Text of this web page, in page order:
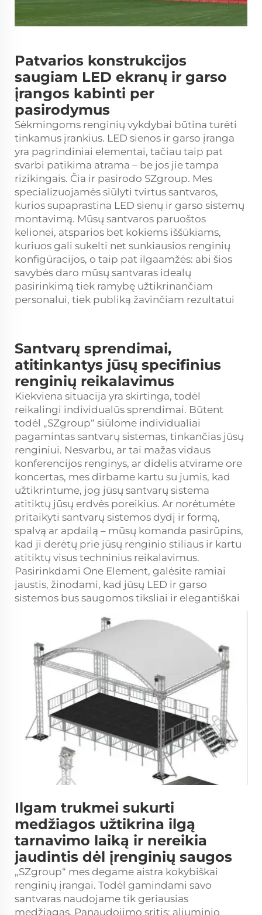
Patvarios konstrukcijos
saugiam LED ekranų ir garso
įrangos kabinti per
pasirodymus
Sėkmingoms renginių vykdybai būtina turėti
tinkamus įrankius. LED sienos ir garso įranga
yra pagrindiniai elementai, tačiau taip pat
svarbi patikima atrama – be jos jie tampa
rizikingais. Čia ir pasirodo SZgroup. Mes
specializuojamės siūlyti tvirtus santvaros,
kurios supaprastina LED sienų ir garso sistemų
montavimą. Mūsų santvaros paruoštos
kelionei, atsparios bet kokiems iššūkiams,
kuriuos gali sukelti net sunkiausios renginių
konfigūracijos, o taip pat ilgaamžės: abi šios
savybės daro mūsų santvaras idealų
pasirinkimą tiek ramybę užtikrinančiam
personalui, tiek publiką žavinčiam rezultatui
Santvarų sprendimai,
atitinkantys jūsų specifinius
renginių reikalavimus
Kiekviena situacija yra skirtinga, todėl
reikalingi individualūs sprendimai. Būtent
todėl „SZgroup“ siūlome individualiai
pagamintas santvarų sistemas, tinkančias jūsų
renginiui. Nesvarbu, ar tai mažas vidaus
konferencijos renginys, ar didelis atvirame ore
koncertas, mes dirbame kartu su jumis, kad
užtikrintume, jog jūsų santvarų sistema
atitiktų jūsų erdvės poreikius. Ar norėtumėte
pritaikyti santvarų sistemos dydį ir formą,
spalvą ar apdailą – mūsų komanda pasirūpins,
kad ji derėtų prie jūsų renginio stiliaus ir kartu
atitiktų visus techninius reikalavimus.
Pasirinkdami One Element, galėsite ramiai
jaustis, žinodami, kad jūsų LED ir garso
sistemos bus saugomos tiksliai ir elegantiškai
Ilgam trukmei sukurti
medžiagos užtikrina ilgą
tarnavimo laiką ir nereikia
jaudintis dėl įrenginių saugos
„SZgroup“ mes degame aistra kokybiškai
renginių įrangai. Todėl gamindami savo
santvaras naudojame tik geriausias
medžiagas. Panaudojimo sritis: aliuminio